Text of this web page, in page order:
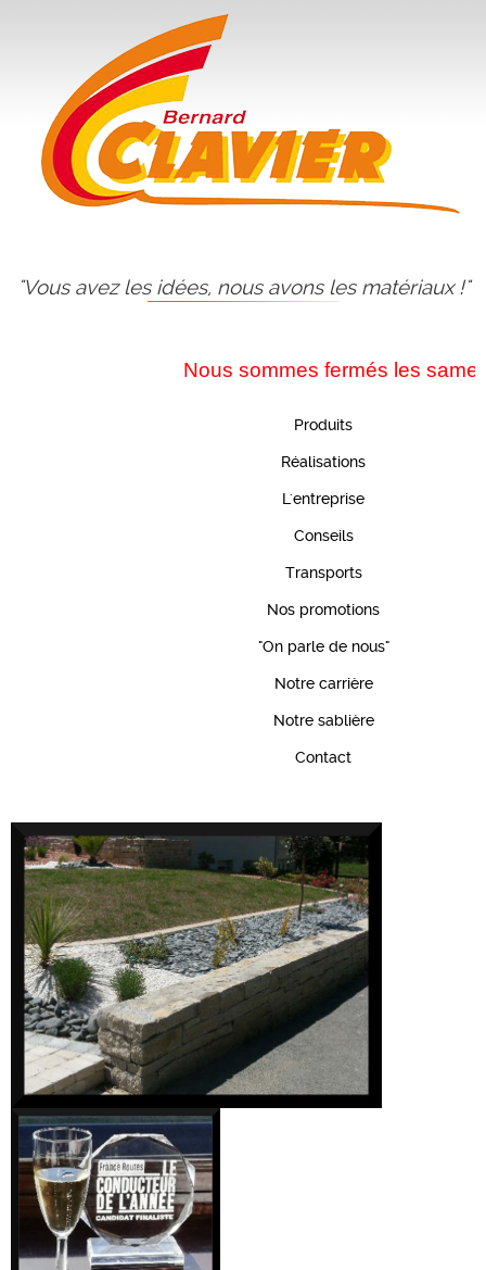
"Vous avez les idées, nous avons les matériaux !"
Nous sommes fermés les
Produits
Réalisations
L'entreprise
Conseils
Transports
Nos promotions
"On parle de nous"
Notre carrière
Notre sablière
Contact